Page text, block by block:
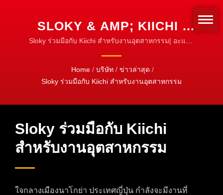
SLOKY & AMP; KIICHI |
SLOKY ป้องกันการขันแน่น
เกินไป | การตั้งค่าแรงบิดที่
ง่าย
Sloky ร่วมมือกับ Kiichi สำหรับงานอุตสาหกรรม| อะแดป
Home / บริษัท / ข่าวล่าสุด /
Sloky ร่วมมือกับ Kiichi สำหรับงานอุตสาหกรรม
Sloky ร่วมมือกับ Kiichi
สำหรับงานอุตสาหกรรม
ใจกลางเมืองนาโกย่า ประเทศญี่ปุ่น กำลังจะมีงานที่